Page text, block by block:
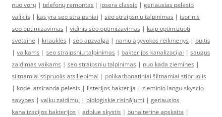
nuo vorų | telefonų remontas | josera classic | geriausias pelesio
valiklis | kas yra seo straipsniai | seo straipsniu talpinimas | isorinis
seo optimizavimas | vidinis seo optimizavimas | kaip optimizuoti
svetaine | kriaukles | seo apzvalga | namu apyvokos reikmenys | buitis
| vaikams | seo straipsniu talpinimas | bakterijos kanalizacijai | saugus
zaidimas vaikams | seo straipsniu talpinimas | nuo kada ziemines |
siltnamiai stipruolis atsiliepimai | polikarbonatiniai šiltnamiai stipruolis
| kodel atsiranda pelesis | listerijos bakterija | zieminio langu skyscio
savybes | vaiku zaidimui | bioloģiskie risinājumi | geriausios
kanalizacijos bakterijos | adblue skystis | buhalterine apskaita |